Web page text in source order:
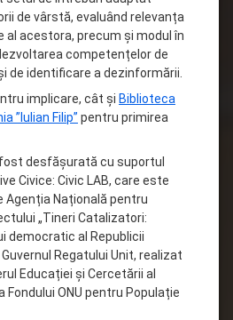
de vârstă, evaluând relevanța
al acestora, precum și modul în
competențelor de
de identificare a dezinformării.
implicare, cât și Biblioteca
”Iulian Filip” pentru primirea
desfășurată cu suportul
Civice: Civic LAB, care este
Națională pentru
„Tineri Catalizatori:
democratic al Republicii
Regatului Unit, realizat
Educației și Cercetării al
Fondului ONU pentru Populație